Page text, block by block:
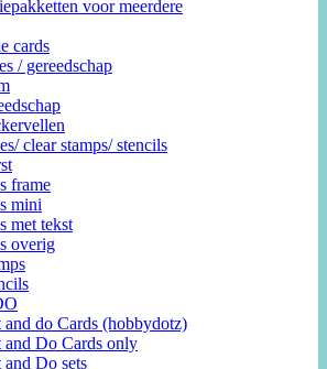
voor meerdere
cards
/ gereedschap
clear stamps/ stencils
frame
mini
met tekst
overig
and do Cards (hobbydotz)
and Do Cards only
and Do sets